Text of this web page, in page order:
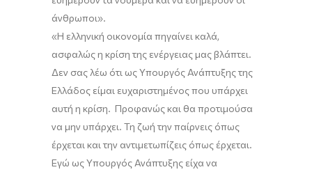
άνθρωποι».
«Η ελληνική οικονομία πηγαίνει καλά,
ασφαλώς η κρίση της ενέργειας μας βλάπτει.
Δεν σας λέω ότι ως Υπουργός Ανάπτυξης της
Ελλάδος είμαι ευχαριστημένος που υπάρχει
αυτή η κρίση. Προφανώς και θα προτιμούσα
να μην υπάρχει. Τη ζωή την παίρνεις όπως
έρχεται και την αντιμετωπίζεις όπως έρχεται.
Εγώ ως Υπουργός Ανάπτυξης είχα να